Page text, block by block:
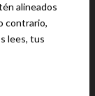
alineados
contrario,